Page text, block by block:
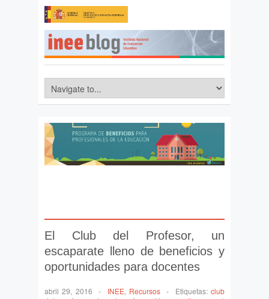
El Club del Profesor, un
escaparate lleno de beneficios y
oportunidades para docentes
abril 29, 2016 - INEE, Recursos - Etiquetas: club